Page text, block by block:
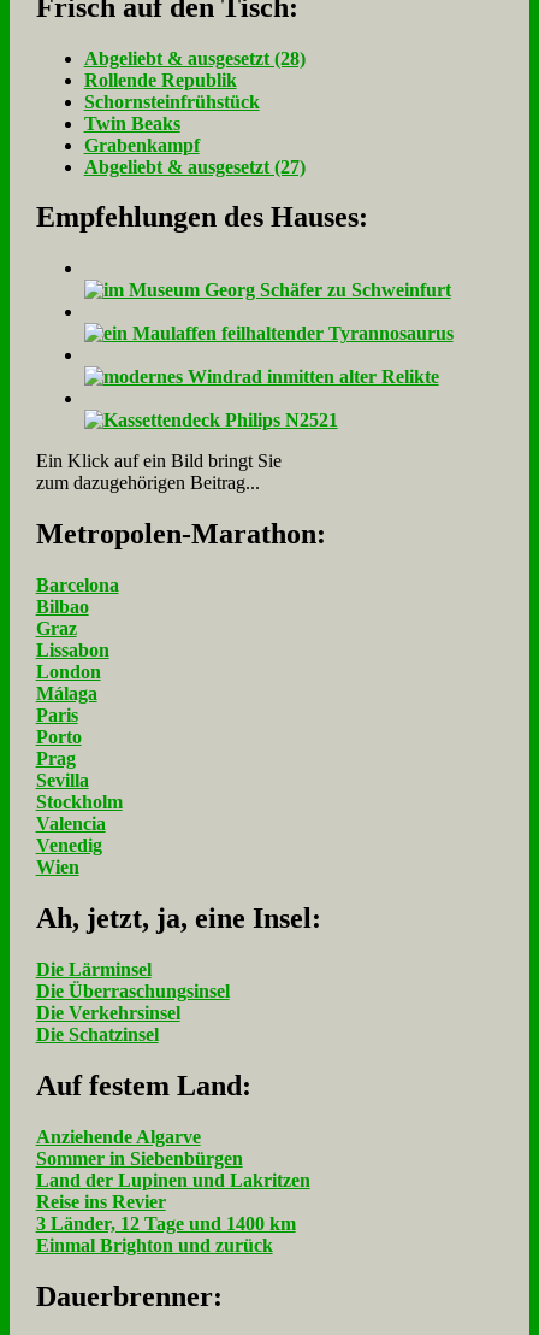
Frisch auf den Tisch:
Ab­ge­liebt & aus­ge­setzt (28)
Rol­len­de Re­pu­blik
Schorn­stein­früh­stück
Twin Beaks
Gra­ben­kampf
Ab­ge­liebt & aus­ge­setzt (27)
Empfehlungen des Hauses:
Ein Klick auf ein Bild bringt Sie
zum dazugehörigen Beitrag...
Me­tro­po­len-Ma­ra­thon:
Barcelona
Bilbao
Graz
Lissabon
London
Málaga
Paris
Porto
Prag
Sevilla
Stockholm
Valencia
Venedig
Wien
Ah, jetzt, ja, ei­ne In­sel:
Die Lärminsel
Die Überraschungsinsel
Die Verkehrsinsel
Die Schatzinsel
Auf fe­stem Land:
Anziehende Algarve
Sommer in Siebenbürgen
Land der Lupinen und Lakritzen
Reise ins Revier
3 Länder, 12 Tage und 1400 km
Einmal Brighton und zurück
Dau­er­bren­ner: